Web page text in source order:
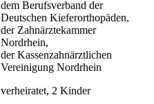
dem Berufsverband der
Deutschen Kieferorthopäden,
der Zahnärztekammer
Nordrhein,
der Kassenzahnärztlichen
Vereinigung Nordrhein
verheiratet, 2 Kinder